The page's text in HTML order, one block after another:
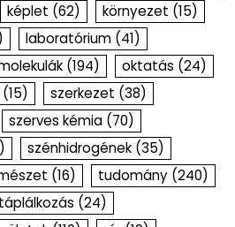
képlet (62) környezet (15)
laboratórium (41)
(194) oktatás (24)
(15) szerkezet (38)
szerves kémia (70)
szénhidrogének (35)
(16) tudomány (240)
táplálkozás (24)